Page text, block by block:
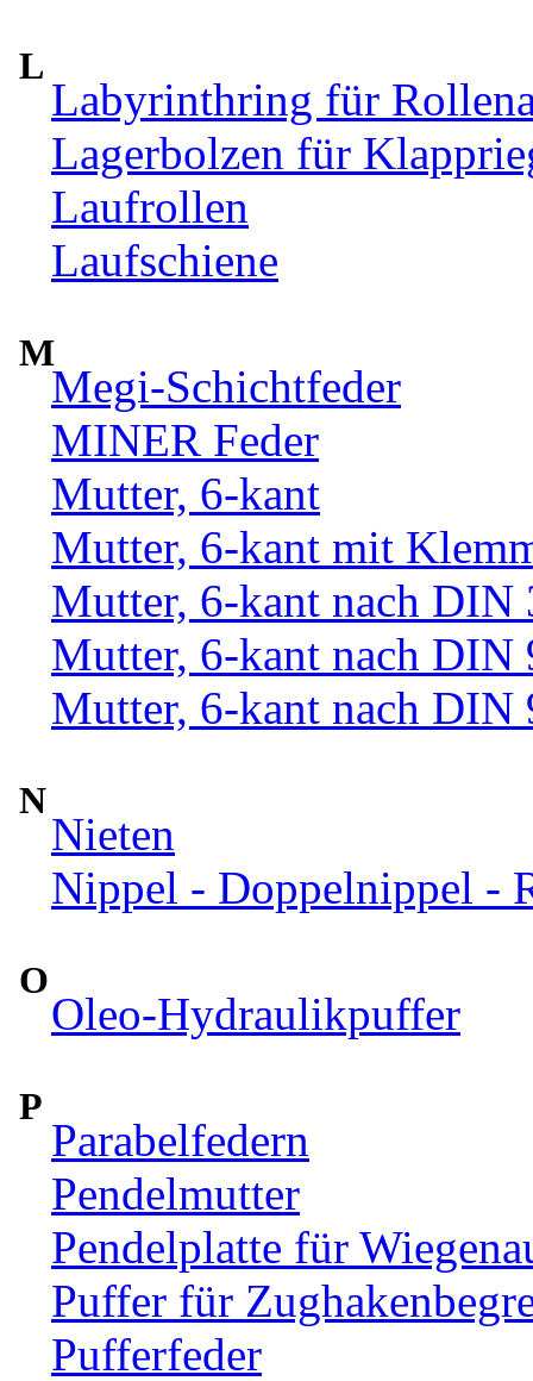
L
Labyrinthring für
Lagerbolzen für
Laufrollen
Laufschiene
M
Megi-Schichtfeder
MINER Feder
Mutter, 6-kant
Mutter, 6-kant mit
Mutter, 6-kant nach DIN
Mutter, 6-kant nach DIN
Mutter, 6-kant nach DIN
N
Nieten
Nippel - Doppelnippel -
O
Oleo-Hydraulikpuffer
P
Parabelfedern
Pendelmutter
Pendelplatte für
Puffer für
Pufferfeder